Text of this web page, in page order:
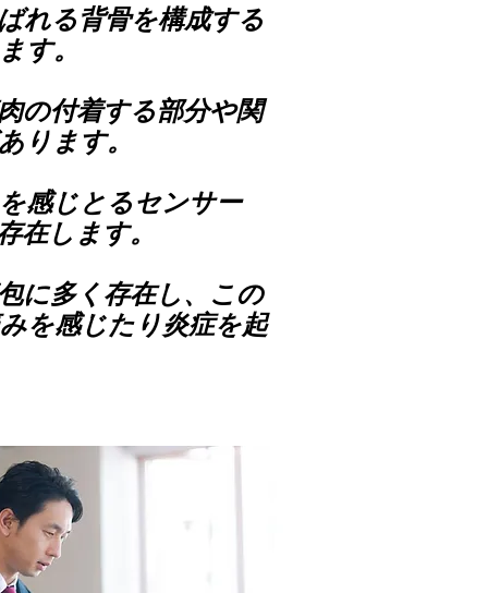
れる背骨を構成する
す。
の付着する部分や関
ります。
感じとるセンサー
在します。
に多く存在し、この
を感じたり炎症を起